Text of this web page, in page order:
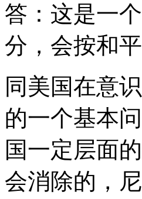
答：这是一
分，会按和
同美国在意
的一个基本
国一定层面
会消除的，